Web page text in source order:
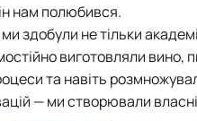
нам полюбився.
здобули не тільки
виготовляли вино,
та навіть
— ми створювали